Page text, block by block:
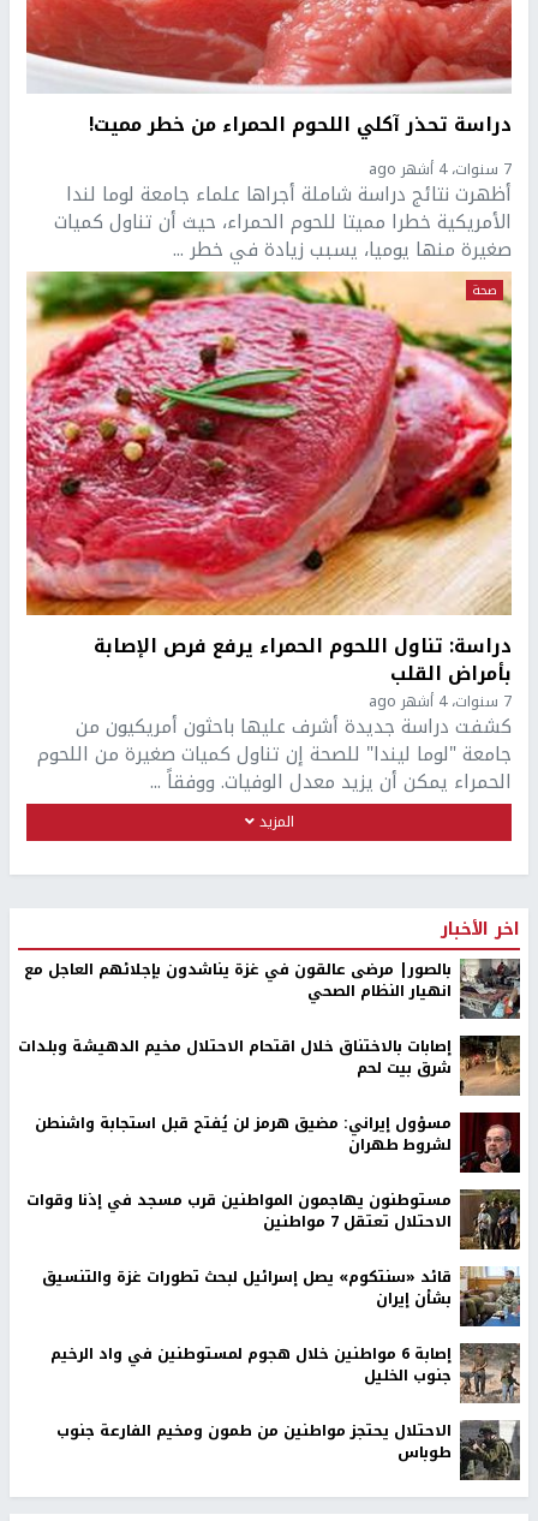
دراسة تحذر آكلي اللحوم الحمراء من خطر مميت!
7 سنوات، 4 أشهر ago
أظهرت نتائج دراسة شاملة أجراها علماء جامعة لوما لندا
الأمريكية خطرا مميتا للحوم الحمراء، حيث أن تناول كميات
صغيرة منها يوميا، يسبب زيادة في خطر ...
صحة
دراسة: تناول اللحوم الحمراء يرفع فرص الإصابة
بأمراض القلب
7 سنوات، 4 أشهر ago
كشفت دراسة جديدة أشرف عليها باحثون أمريكيون من
جامعة "لوما ليندا" للصحة إن تناول كميات صغيرة من اللحوم
الحمراء يمكن أن يزيد معدل الوفيات. ووفقاً ...
المزيد
اخر الأخبار
بالصور| مرضى عالقون في غزة يناشدون بإجلائهم العاجل مع
انهيار النظام الصحي
إصابات بالاختناق خلال اقتحام الاحتلال مخيم الدهيشة وبلدات
شرق بيت لحم
مسؤول إيراني: مضيق هرمز لن يُفتح قبل استجابة واشنطن
لشروط طهران
مستوطنون يهاجمون المواطنين قرب مسجد في إذنا وقوات
الاحتلال تعتقل 7 مواطنين
قائد «سنتكوم» يصل إسرائيل لبحث تطورات غزة والتنسيق
بشأن إيران
إصابة 6 مواطنين خلال هجوم لمستوطنين في واد الرخيم
جنوب الخليل
الاحتلال يحتجز مواطنين من طمون ومخيم الفارعة جنوب
طوباس